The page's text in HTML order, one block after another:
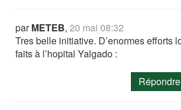
parMETEB,20 mai 08:32
Tres belle initiative. D’enormes efforts
faits à l’hopital Yalgado :